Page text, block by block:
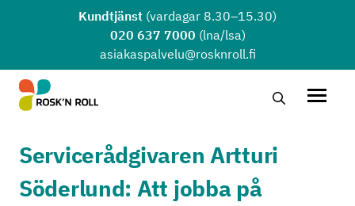
Hoppa till huvudinnehållet
Kundtjänst (vardagar 8.30–15.30)
020 637 7000 (lna/lsa)
asiakaspalvelu@rosknroll.fi
Sök …
Servicerådgivaren Artturi
Söderlund: Att jobba på